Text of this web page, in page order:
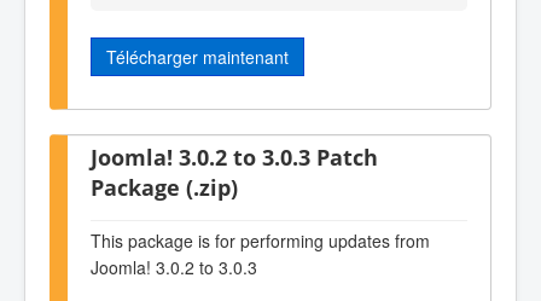
Télécharger maintenant
Joomla! 3.0.2 to 3.0.3 Patch
Package (.zip)
This package is for performing updates from
Joomla! 3.0.2 to 3.0.3